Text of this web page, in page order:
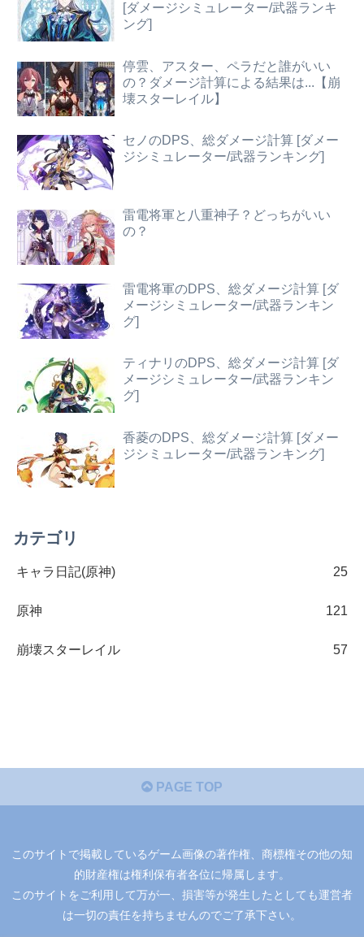
[ダメージシミュレーター/武器ランキ
ング]
停雲、アスター、ペラだと誰がいい
の？ダメージ計算による結果は...【崩
壊スターレイル】
セノのDPS、総ダメージ計算 [ダメー
ジシミュレーター/武器ランキング]
雷電将軍と八重神子？どっちがいい
の？
雷電将軍のDPS、総ダメージ計算 [ダ
メージシミュレーター/武器ランキン
グ]
ティナリのDPS、総ダメージ計算 [ダ
メージシミュレーター/武器ランキン
グ]
香菱のDPS、総ダメージ計算 [ダメー
ジシミュレーター/武器ランキング]
カテゴリ
キャラ日記(原神) 25
原神 121
崩壊スターレイル 57
PAGE TOP
このサイトで掲載しているゲーム画像の著作権、商標権その他の知
的財産権は権利保有者各位に帰属します。
このサイトをご利用して万が一、損害等が発生したとしても運営者
は一切の責任を持ちませんのでご了承下さい。